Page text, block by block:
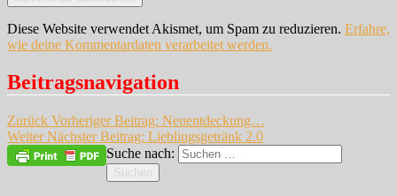
Diese Website verwendet Akismet, um Spam zu reduzieren. Erfahre,
wie deine Kommentardaten verarbeitet werden.
Beitragsnavigation
Zurück Vorheriger Beitrag: Neuentdeckung…
Weiter Nächster Beitrag: Lieblingsgetränk 2.0
Suche nach:
Suchen